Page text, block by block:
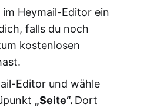
Heymail-Editor ein
falls du noch
kostenlosen
Editor und wähle
„Seite“. Dort